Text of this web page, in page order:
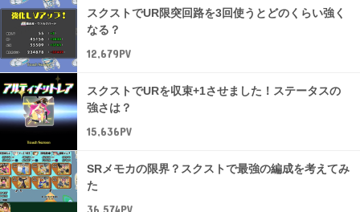
スクストでUR限突回路を3回使うとどのくらい強く
なる？
12,679PV
スクストでURを収束+1させました！ステータスの
強さは？
15,636PV
SRメモカの限界？スクストで最強の編成を考えてみ
た
36,574PV